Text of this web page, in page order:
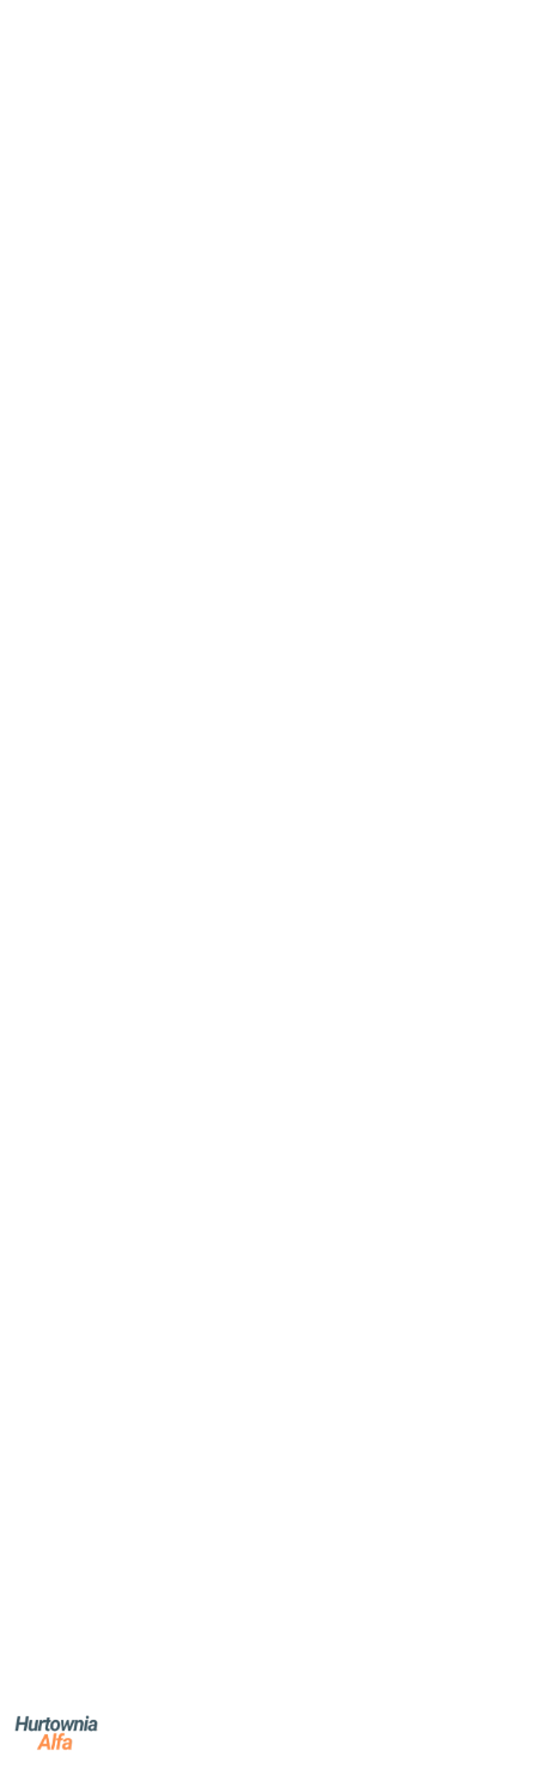
NAZWA
PRODUCENTA:
ALFA